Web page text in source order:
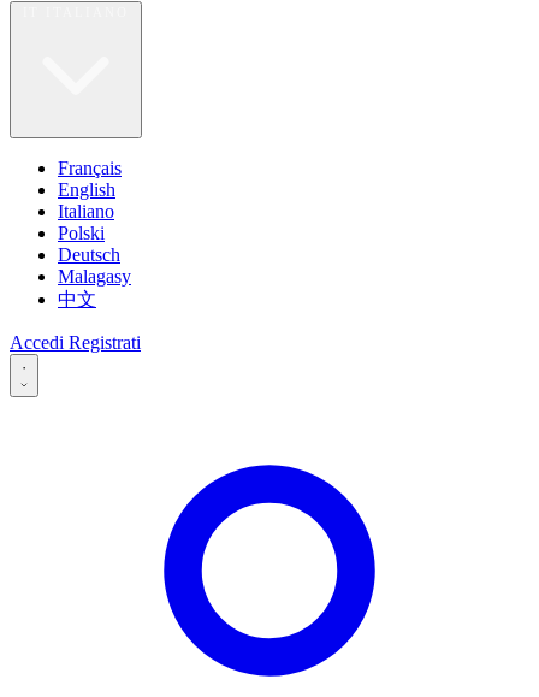
Français
English
Italiano
Polski
Deutsch
Malagasy
中文
Accedi Registrati
·